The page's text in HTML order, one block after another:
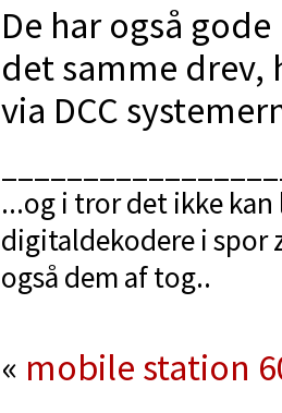
De har også
det samme drev,
via DCC
...og i tror det ikke
digitaldekodere i spor
også dem af tog..
« mobile station